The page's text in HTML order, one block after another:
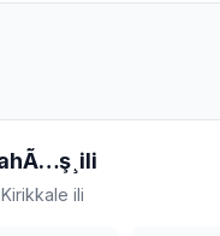
Kirikkale ili